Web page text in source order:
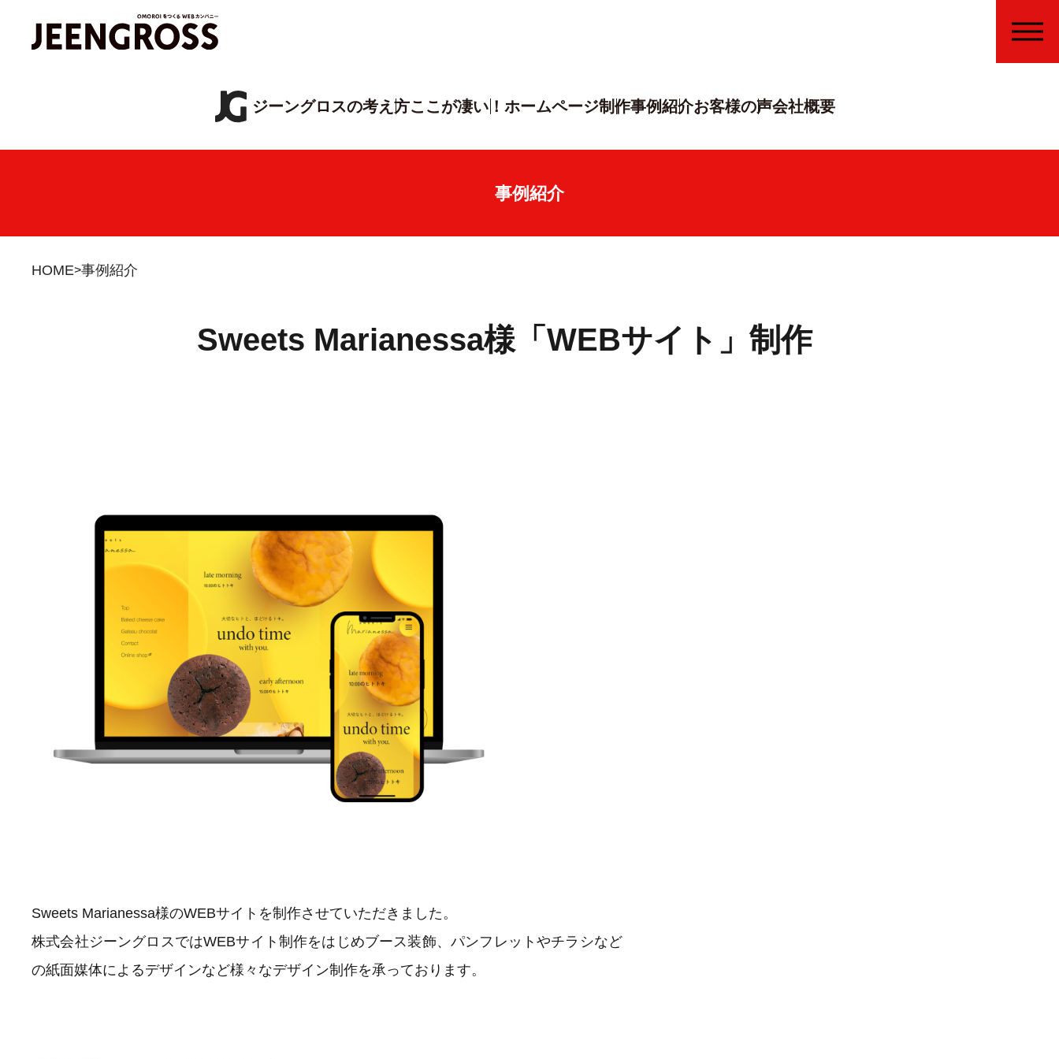
ジーングロスの考え方ここが凄い！ ホームページ制作事例紹介お客様の声会社概要
事例紹介
HOME 事例紹介
Sweets Marianessa様「WEBサイト」制作
Sweets Marianessa様のWEBサイトを制作させていただきました。
株式会社ジーングロスではWEBサイト制作をはじめブース装飾、パンフレットやチラシなど
の紙面媒体によるデザインなど様々なデザイン制作を承っております。
MENU